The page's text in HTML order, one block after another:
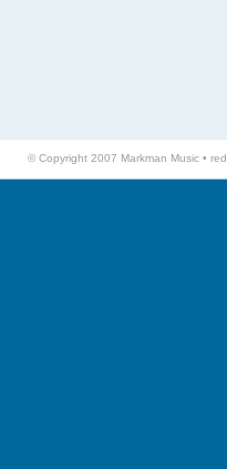
© Copyright 2007 Markman Music •